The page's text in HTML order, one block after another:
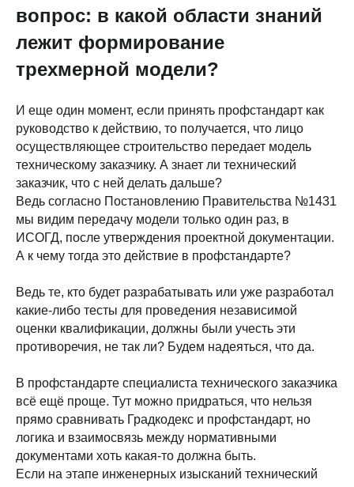
вопрос: в какой области знаний
лежит формирование
трехмерной модели?
И еще один момент, если принять профстандарт как
руководство к действию, то получается, что лицо
осуществляющее строительство передает модель
техническому заказчику. А знает ли технический
заказчик, что с ней делать дальше?
Ведь согласно Постановлению Правительства №1431
мы видим передачу модели только один раз, в
ИСОГД, после утверждения проектной документации.
А к чему тогда это действие в профстандарте?
Ведь те, кто будет разрабатывать или уже разработал
какие-либо тесты для проведения независимой
оценки квалификации, должны были учесть эти
противоречия, не так ли? Будем надеяться, что да.
В профстандарте специалиста технического заказчика
всё ещё проще. Тут можно придраться, что нельзя
прямо сравнивать Градкодекс и профстандарт, но
логика и взаимосвязь между нормативными
документами хоть какая-то должна быть.
Если на этапе инженерных изысканий технический